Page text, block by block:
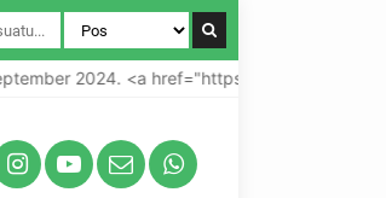
2024. <a href="https://